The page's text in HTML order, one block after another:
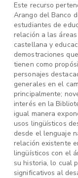
Este recurso
Arango del Banco
estudiantes de
relación a las
castellana y
demostraciones
tienen como
personajes
generales en el
principalmente;
interés en la
igual manera
usos lingüísticos
desde el lenguaje
relación existente
lingüísticos con el
su historia, lo cual
significativos al